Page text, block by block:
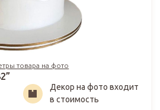
товара на фото
3 827₽
Декор на фото входит
в стоимость